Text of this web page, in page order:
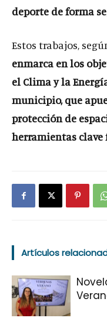
deporte de forma
Estos trabajos,
enmarca en los
el Clima y la
municipio, que
protección de
herramientas
Artículos